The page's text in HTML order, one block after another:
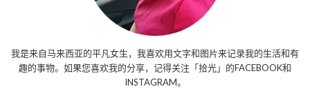
我是来自马来西亚的平凡女生，我喜欢用文字和图片来记录我的生活和有
趣的事物。如果您喜欢我的分享，记得关注「拾光」的FACEBOOK和
INSTAGRAM。